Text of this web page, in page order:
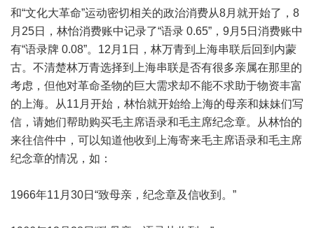
和“文化大革命”运动密切相关的政治消费从8月就开始了，8
月25日，林怡消费账中记录了“语录 0.65”，9月5日消费账中
有“语录牌 0.08”。12月1日，林万青到上海串联后回到内蒙
古。不清楚林万青选择到上海串联是否有很多亲属在那里的
考虑，但他对革命圣物的巨大需求却不能不求助于物资丰富
的上海。从11月开始，林怡就开始给上海的母亲和妹妹们写
信，请她们帮助购买毛主席语录和毛主席纪念章。从林怡的
来往信件中，可以知道他收到上海寄来毛主席语录和毛主席
纪念章的情况，如：
1966年11月30日“致母亲，纪念章及信收到。”